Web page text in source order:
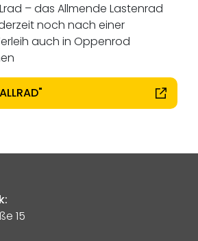
– das Allmende Lastenrad
noch nach einer
auch in Oppenrod
15